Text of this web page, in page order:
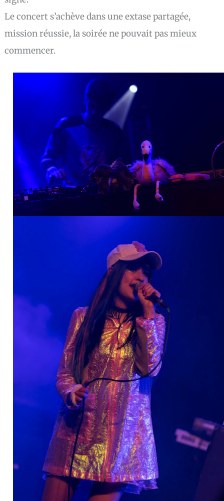
Le concert s’achève dans une extase partagée,
mission réussie, la soirée ne pouvait pas mieux
commencer.